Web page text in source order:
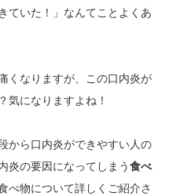
ていた！」なんてことよくあ
くなりますが、この口内炎が
気になりますよね！
から口内炎ができやすい人の
炎の要因になってしまう食べ
べ物について詳しくご紹介さ